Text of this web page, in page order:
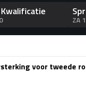
ZA
voor tweede